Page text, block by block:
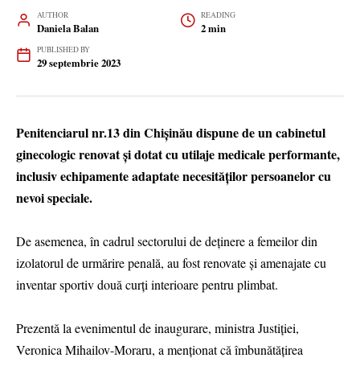
AUTHOR
Daniela Balan
READING
2 min
PUBLISHED BY
29 septembrie 2023
Penitenciarul nr.13 din Chișinău dispune de un cabinetul
ginecologic renovat și dotat cu utilaje medicale performante,
inclusiv echipamente adaptate necesităților persoanelor cu
nevoi speciale.
De asemenea, în cadrul sectorului de deținere a femeilor din
izolatorul de urmărire penală, au fost renovate și amenajate cu
inventar sportiv două curți interioare pentru plimbat.
Prezentă la evenimentul de inaugurare, ministra Justiției,
Veronica Mihailov-Moraru, a menționat că îmbunătățirea